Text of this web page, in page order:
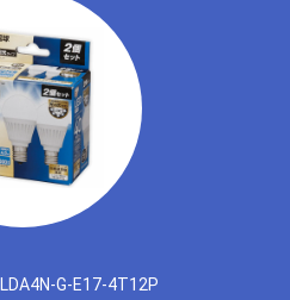
LDA4N-G-E17-4T12P